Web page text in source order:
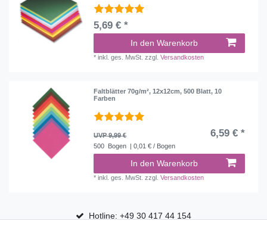
5,69 € *
In den Warenkorb
*inkl. ges. MwSt. zzgl.Versandkosten
Faltblätter 70g/m², 12x12cm, 500 Blatt, 10
Farben
UVP 9,99 € 6,59 € *
500 Bogen | 0,01 € / Bogen
In den Warenkorb
*inkl. ges. MwSt. zzgl.Versandkosten
Hotline: +49 30 417 44 154